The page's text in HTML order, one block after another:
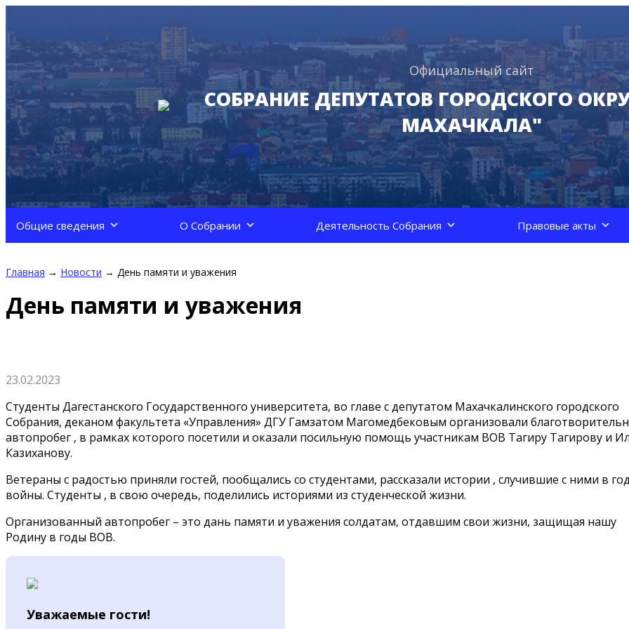
Официальный сайт
СОБРАНИЕ ДЕПУТАТОВ ГОРОДСКОГО
МАХАЧКАЛА"
Общие сведения О Собрании Деятельность Собрания Правовые акты
Главная → Новости → День памяти и уважения
День памяти и уважения
23.02.2023
Студенты Дагестанского Государственного университета, во главе с депутатом Махачкалинского городского
Собрания, деканом факультета «Управления» ДГУ Гамзатом Магомедбековым организовали
автопробег , в рамках которого посетили и оказали посильную помощь участникам ВОВ Тагиру Тагирову и
Казиханову.
Ветераны с радостью приняли гостей, пообщались со студентами, рассказали истории , случившие с ними в
войны. Студенты , в свою очередь, поделились историями из студенческой жизни.
Организованный автопробег – это дань памяти и уважения солдатам, отдавшим свои жизни, защищая нашу
Родину в годы ВОВ.
Уважаемые гости!